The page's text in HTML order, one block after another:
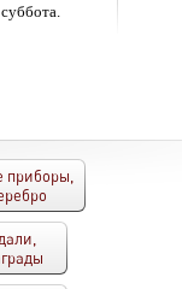
приборы,